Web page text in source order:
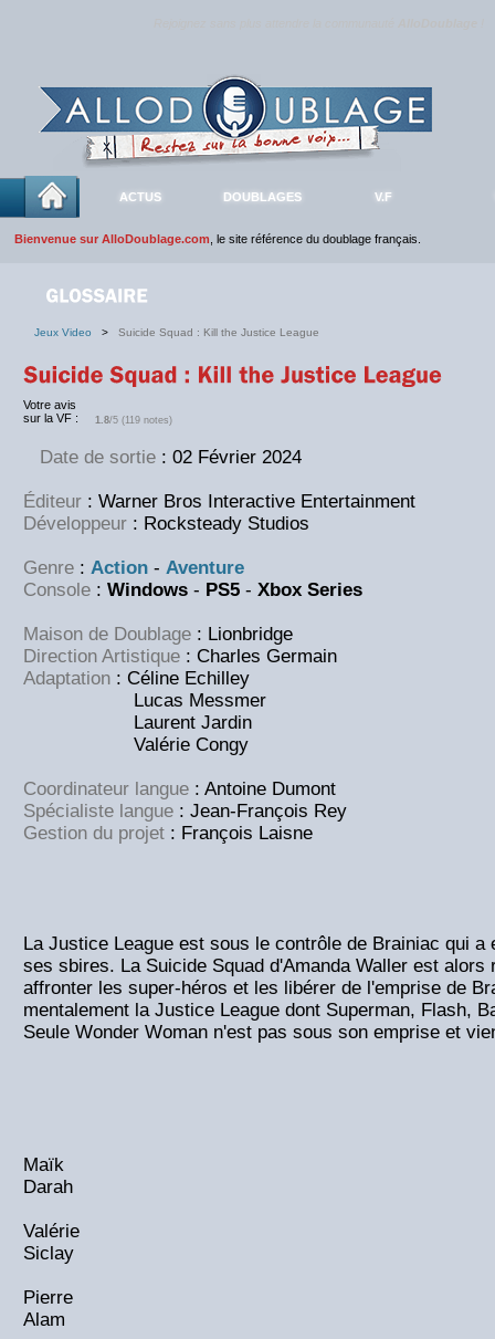
ACTUS DOUBLAGES V.F
Bienvenue sur AlloDoublage.com , le site référence du doublage français.
Jeux Video > Suicide Squad : Kill the Justice League
Votre avis
sur la VF :
1.8/5 (119 notes)
Date de sortie : 02 Février 2024
Éditeur : Warner Bros Interactive Entertainment
Développeur : Rocksteady Studios
Genre : Action - Aventure
Console : Windows - PS5 - Xbox Series
Maison de Doublage : Lionbridge
Direction Artistique : Charles Germain
Adaptation : Céline Echilley
Lucas Messmer
Laurent Jardin
Valérie Congy
Coordinateur langue : Antoine Dumont
Spécialiste langue : Jean-François Rey
Gestion du projet : François Laisne
La Justice League est sous le contrôle de Brainiac qui a
ses sbires. La Suicide Squad d'Amanda Waller est alors
affronter les super-héros et les libérer de l'emprise de
mentalement la Justice League dont Superman, Flash,
Seule Wonder Woman n'est pas sous son emprise et
Maïk
Darah
Valérie
Siclay
Pierre
Alam